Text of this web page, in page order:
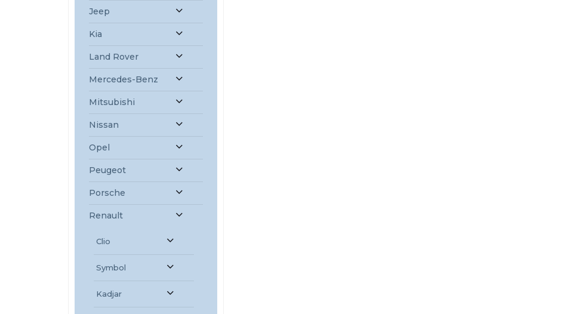
Jeep
Kia
Land Rover
Mercedes-Benz
Mitsubishi
Nissan
Opel
Peugeot
Porsche
Renault
Clio
Symbol
Kadjar